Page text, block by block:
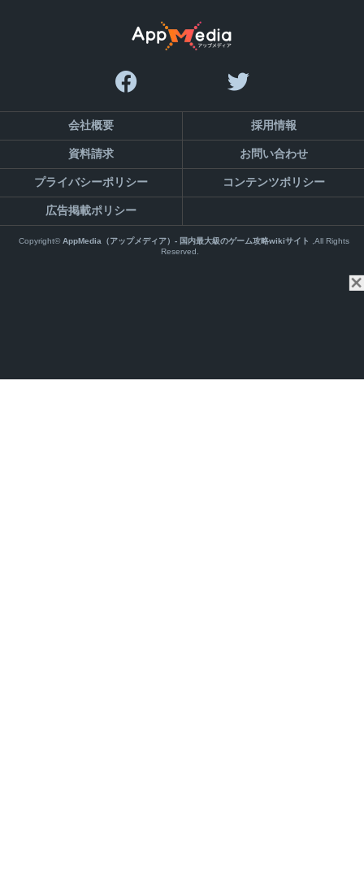
会社概要 採用情報
資料請求 お問い合わせ
プライバシーポリシー コンテンツポリシー
広告掲載ポリシー
Copyright©AppMedia（アップメディア）- 国内最大級のゲーム攻略wikiサイト
,All Rights
Reserved.